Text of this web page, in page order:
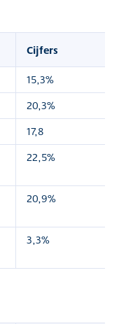
Cijfers
15,3%
20,3%
17,8
22,5%
20,9%
3,3%